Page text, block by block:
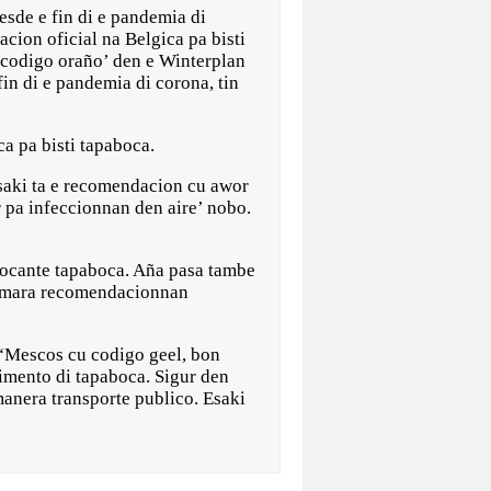
e fin di e pandemia di
oficial na Belgica pa bisti
oraño’ den e Winterplan
di e pandemia di corona, tin
pa bisti tapaboca.
ta e recomendacion cu awor
infeccionnan den aire’ nobo.
tapaboca. Aña pasa tambe
recomendacionnan
cu codigo geel, bon
di tapaboca. Sigur den
transporte publico. Esaki